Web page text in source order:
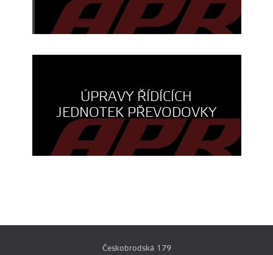
ÚPRAVY ŘÍDÍCÍCH
JEDNOTEK PŘEVODOVKY
Českobrodská 179